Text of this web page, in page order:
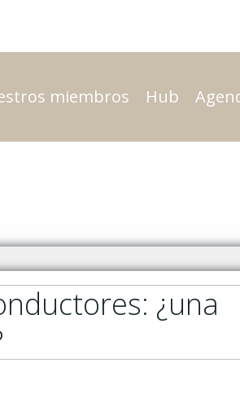
miembros Hub
¿una